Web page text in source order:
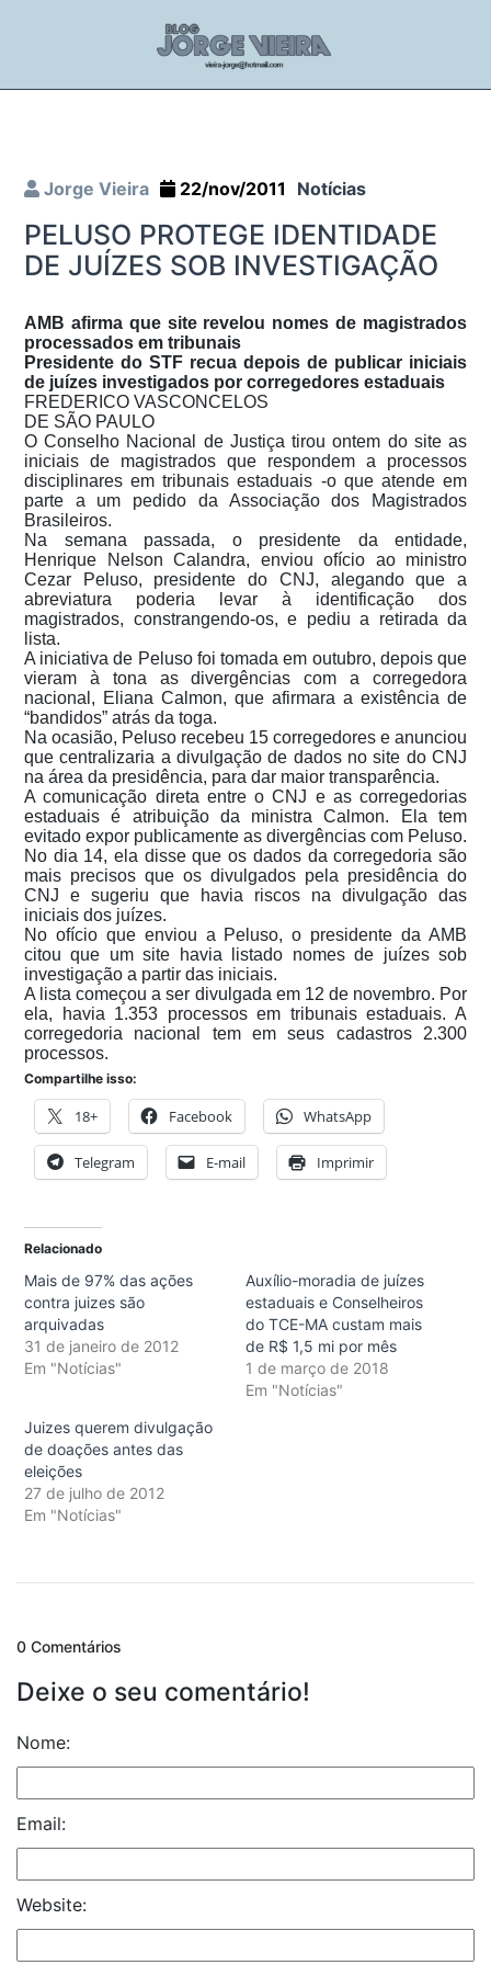
Jorge Vieira 22/nov/2011 Notícias
PELUSO PROTEGE IDENTIDADE
DE JUÍZES SOB INVESTIGAÇÃO
AMB afirma que site revelou nomes de magistrados
processados em tribunais
Presidente do STF recua depois de publicar iniciais
de juízes investigados por corregedores estaduais
FREDERICO VASCONCELOS
DE SÃO PAULO
O Conselho Nacional de Justiça tirou ontem do site as
iniciais de magistrados que respondem a processos
disciplinares em tribunais estaduais -o que atende em
parte a um pedido da Associação dos Magistrados
Brasileiros.
Na semana passada, o presidente da entidade,
Henrique Nelson Calandra, enviou ofício ao ministro
Cezar Peluso, presidente do CNJ, alegando que a
abreviatura poderia levar à identificação dos
magistrados, constrangendo-os, e pediu a retirada da
lista.
A iniciativa de Peluso foi tomada em outubro, depois que
vieram à tona as divergências com a corregedora
nacional, Eliana Calmon, que afirmara a existência de
“bandidos” atrás da toga.
Na ocasião, Peluso recebeu 15 corregedores e anunciou
que centralizaria a divulgação de dados no site do CNJ
na área da presidência, para dar maior transparência.
A comunicação direta entre o CNJ e as corregedorias
estaduais é atribuição da ministra Calmon. Ela tem
evitado expor publicamente as divergências com Peluso.
No dia 14, ela disse que os dados da corregedoria são
mais precisos que os divulgados pela presidência do
CNJ e sugeriu que havia riscos na divulgação das
iniciais dos juízes.
No ofício que enviou a Peluso, o presidente da AMB
citou que um site havia listado nomes de juízes sob
investigação a partir das iniciais.
A lista começou a ser divulgada em 12 de novembro. Por
ela, havia 1.353 processos em tribunais estaduais. A
corregedoria nacional tem em seus cadastros 2.300
processos.
Compartilhe isso:
18+ Facebook WhatsApp
Telegram E-mail Imprimir
Relacionado
Mais de 97% das ações
contra juizes são
arquivadas
31 de janeiro de 2012
Em "Notícias"
Auxílio-moradia de juízes
estaduais e Conselheiros
do TCE-MA custam mais
de R$ 1,5 mi por mês
1 de março de 2018
Em "Notícias"
Juizes querem divulgação
de doações antes das
eleições
27 de julho de 2012
Em "Notícias"
0 Comentários
Deixe o seu comentário!
Nome:
Email:
Website: